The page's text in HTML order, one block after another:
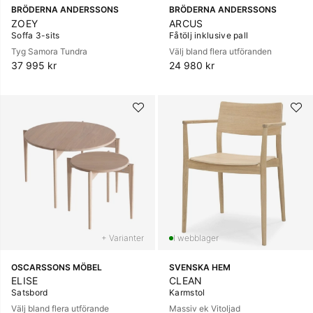
BRÖDERNA ANDERSSONS
ZOEY
Soffa 3-sits
Tyg Samora Tundra
37 995 kr
BRÖDERNA ANDERSSONS
ARCUS
Fåtölj inklusive pall
Välj bland flera utföranden
24 980 kr
+ Varianter
OSCARSSONS MÖBEL
ELISE
Satsbord
Välj bland flera utförande
SVENSKA HEM
CLEAN
Karmstol
Massiv ek Vitoljad